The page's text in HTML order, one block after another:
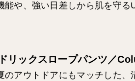
能や、強い日差しから肌を守る
リックスロープパンツ／
のアウトドアにもマッチした